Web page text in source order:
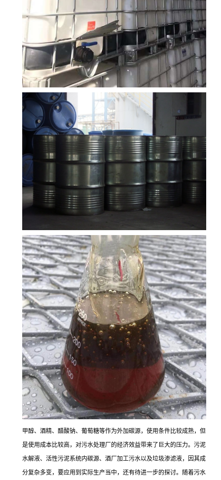
甲醇、酒精、醋酸钠、葡萄糖等作为外加碳源，使用条件比较成熟，但
是使用成本比较高，对污水处理厂的经济效益带来了巨大的压力。污泥
水解液、活性污泥系统内碳源、酒厂加工污水以及垃圾渗滤液，因其成
分复杂多变，要应用到实际生产当中，还有待进一步的探讨。随着污水